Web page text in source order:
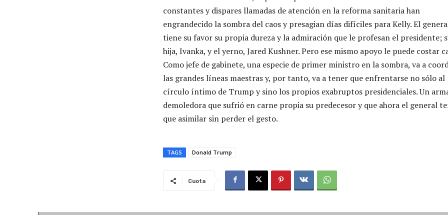
constantes y dispares llamadas de atención en la reforma sanitaria han
engrandecido la sombra del caos y presagian días difíciles para Kelly. El
tiene su favor su propia dureza y la admiración que le profesan el presidente;
hija, Ivanka, y el yerno, Jared Kushner. Pero ese mismo apoyo le puede costar
Como jefe de gabinete, una especie de primer ministro en la sombra, va a
las grandes líneas maestras y, por tanto, va a tener que enfrentarse no sólo al
círculo íntimo de Trump y sino los propios exabruptos presidenciales. Un
demoledora que sufrió en carne propia su predecesor y que ahora el general
que asimilar sin perder el gesto.
TAGS Donald Trump
Cuota